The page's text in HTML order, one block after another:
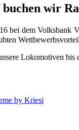
wir
bei dem
Lokomotiven bis
by Kriesi